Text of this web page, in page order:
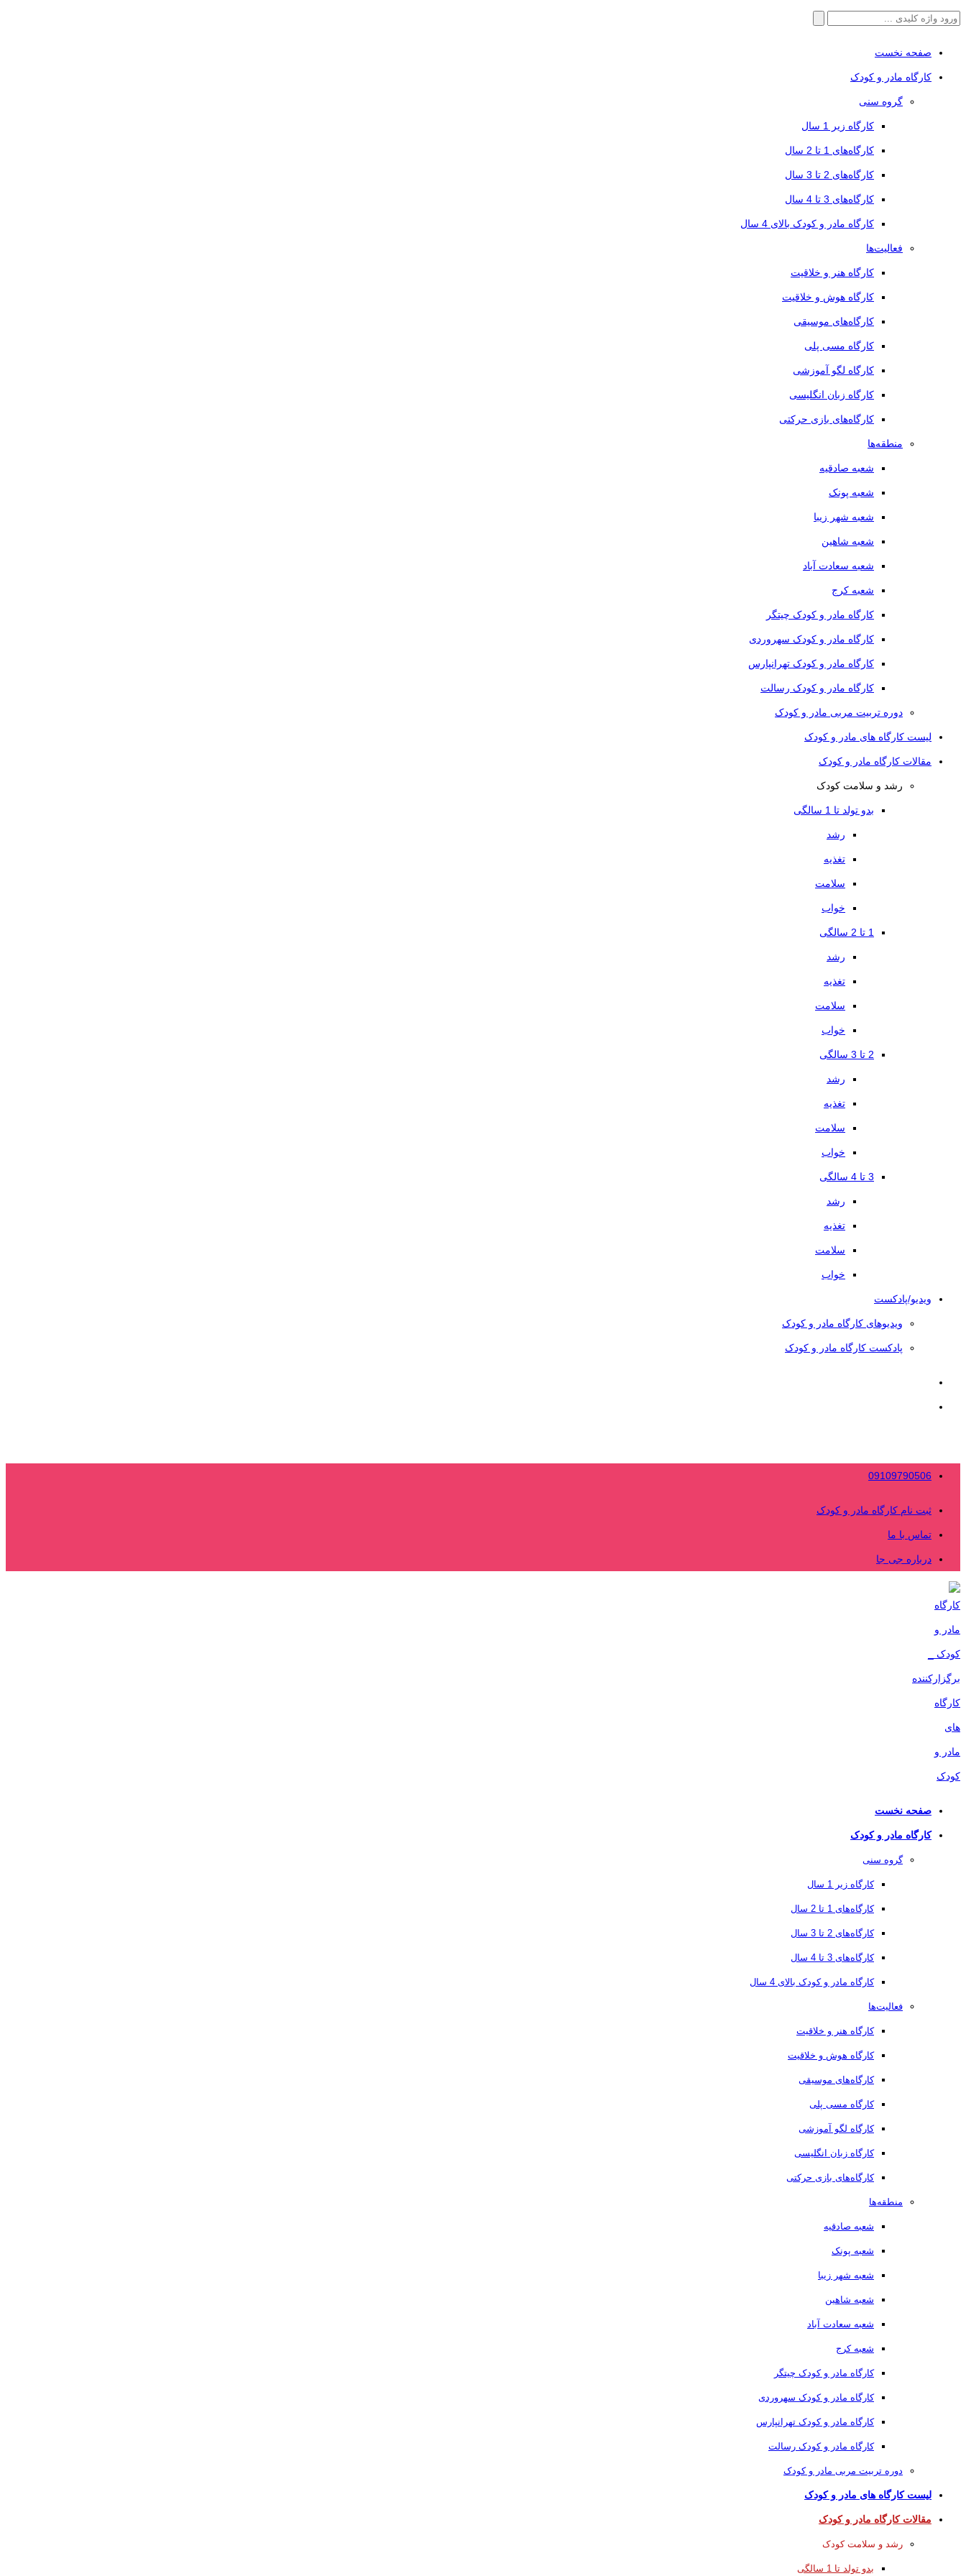
جستجو
صفحه نخست
کارگاه مادر و کودک
گروه سنی
کارگاه زیر 1 سال
کارگاه‌های 1 تا 2 سال
کارگاه‌های 2 تا 3 سال
کارگاه‌های 3 تا 4 سال
کارگاه مادر و کودک بالای 4 سال
فعالیت‌ها
کارگاه هنر و خلاقیت
کارگاه هوش و خلاقیت
کارگاه‌های موسیقی
کارگاه مسی پلی
کارگاه لگو آموزشی
کارگاه زبان انگلیسی
کارگاه‌های بازی حرکتی
منطقه‌ها
شعبه صادقیه
شعبه پونک
شعبه شهر زیبا
شعبه شاهین
شعبه سعادت آباد
شعبه کرج
کارگاه مادر و کودک چیتگر
کارگاه مادر و کودک سهروردی
کارگاه مادر و کودک تهرانپارس
کارگاه مادر و کودک رسالت
دوره تربیت مربی مادر و کودک
لیست کارگاه های مادر و کودک
مقالات کارگاه مادر و کودک
رشد و سلامت کودک
بدو تولد تا 1 سالگی
رشد
تغذیه
سلامت
خواب
1 تا 2 سالگی
رشد
تغذیه
سلامت
خواب
2 تا 3 سالگی
رشد
تغذیه
سلامت
خواب
3 تا 4 سالگی
رشد
تغذیه
سلامت
خواب
ویدیو/پادکست
ویدیوهای کارگاه مادر و کودک
پادکست کارگاه مادر و کودک
09109790506
ثبت نام کارگاه مادر و کودک
تماس با ما
درباره جی جا
صفحه نخست
کارگاه مادر و کودک
گروه سنی
کارگاه زیر 1 سال
کارگاه‌های 1 تا 2 سال
کارگاه‌های 2 تا 3 سال
کارگاه‌های 3 تا 4 سال
کارگاه مادر و کودک بالای 4 سال
فعالیت‌ها
کارگاه هنر و خلاقیت
کارگاه هوش و خلاقیت
کارگاه‌های موسیقی
کارگاه مسی پلی
کارگاه لگو آموزشی
کارگاه زبان انگلیسی
کارگاه‌های بازی حرکتی
منطقه‌ها
شعبه صادقیه
شعبه پونک
شعبه شهر زیبا
شعبه شاهین
شعبه سعادت آباد
شعبه کرج
کارگاه مادر و کودک چیتگر
کارگاه مادر و کودک سهروردی
کارگاه مادر و کودک تهرانپارس
کارگاه مادر و کودک رسالت
دوره تربیت مربی مادر و کودک
لیست کارگاه های مادر و کودک
مقالات کارگاه مادر و کودک
رشد و سلامت کودک
بدو تولد تا 1 سالگی